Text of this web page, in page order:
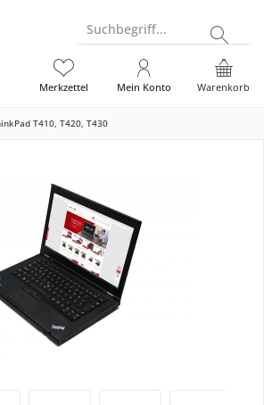
Suchbegriff...
Warenkorb
Merkzettel Mein Konto
T410, T420, T430